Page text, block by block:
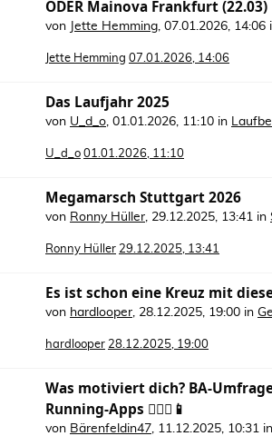
ODER Mainova Frankfurt (22.03)
von Jette Hemming, 07.01.2026, 14:06
Jette Hemming 07.01.2026, 14:06
Das Laufjahr 2025
von U_d_o, 01.01.2026, 11:10 in
U_d_o 01.01.2026, 11:10
Megamarsch Stuttgart 2026
von Ronny Hüller, 29.12.2025, 13:41 in
Ronny Hüller 29.12.2025, 13:41
Es ist schon eine Kreuz mit
von hardlooper, 28.12.2025, 19:00 in
hardlooper 28.12.2025, 19:00
Was motiviert dich? BA-
Running-Apps 🏃🏻‍♀️📱
von Bärenfeldin47, 11.12.2025, 10:31 in